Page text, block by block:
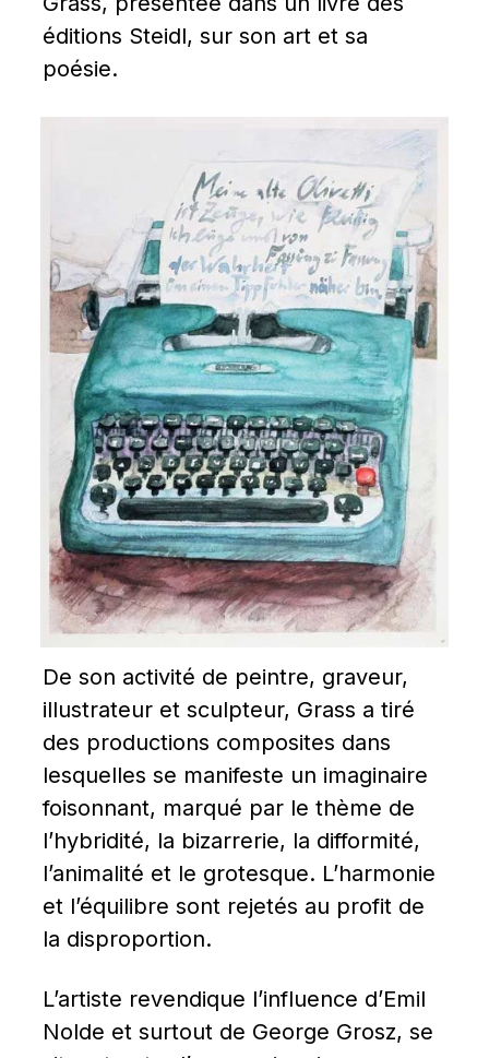
éditions Steidl, sur son art et sa
poésie.
De son activité de peintre, graveur,
illustrateur et sculpteur, Grass a tiré
des productions composites dans
lesquelles se manifeste un imaginaire
foisonnant, marqué par le thème de
l’hybridité, la bizarrerie, la difformité,
l’animalité et le grotesque. L’harmonie
et l’équilibre sont rejetés au profit de
la disproportion.
L’artiste revendique l’influence d’Emil
Nolde et surtout de George Grosz, se